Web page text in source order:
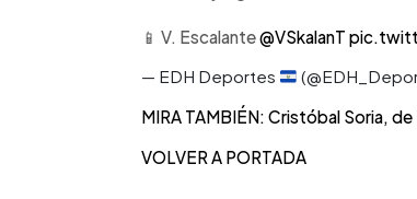
📱 V. Escalante@VSkalanT
— EDH Deportes
MIRA TAMBIÉN: Cristóbal Soria,
VOLVER A PORTADA